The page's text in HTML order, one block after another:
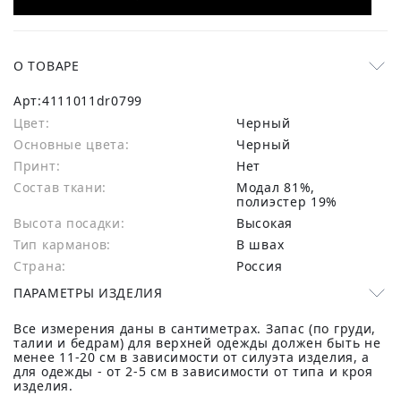
О ТОВАРЕ
Арт:4111011dr0799
Цвет:
Черный
Основные цвета:
черный
Принт:
Нет
Состав ткани:
модал 81%,
полиэстер 19%
Высота посадки:
Высокая
Тип карманов:
В швах
Страна:
Россия
ПАРАМЕТРЫ ИЗДЕЛИЯ
Все измерения даны в сантиметрах. Запас (по груди,
талии и бедрам) для верхней одежды должен быть не
менее 11-20 см в зависимости от силуэта изделия, а
для одежды - от 2-5 см в зависимости от типа и кроя
изделия.